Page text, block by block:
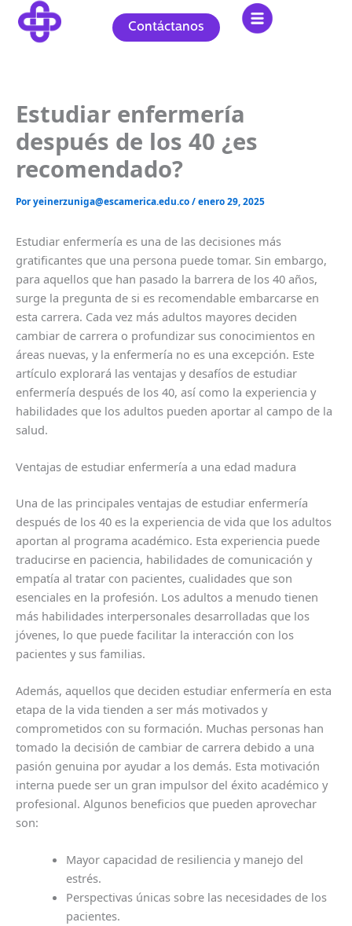
contenido
Contáctanos
Estudiar enfermería
después de los 40 ¿es
recomendado?
Poryeinerzuniga@escamerica.edu.co/enero 29, 2025
Estudiar enfermería es una de las decisiones más
gratificantes que una persona puede tomar. Sin embargo,
para aquellos que han pasado la barrera de los 40 años,
surge la pregunta de si es recomendable embarcarse en
esta carrera. Cada vez más adultos mayores deciden
cambiar de carrera o profundizar sus conocimientos en
áreas nuevas, y la enfermería no es una excepción. Este
artículo explorará las ventajas y desafíos de estudiar
enfermería después de los 40, así como la experiencia y
habilidades que los adultos pueden aportar al campo de la
salud.
Ventajas de estudiar enfermería a una edad madura
Una de las principales ventajas de estudiar enfermería
después de los 40 es la experiencia de vida que los adultos
aportan al programa académico. Esta experiencia puede
traducirse en paciencia, habilidades de comunicación y
empatía al tratar con pacientes, cualidades que son
esenciales en la profesión. Los adultos a menudo tienen
más habilidades interpersonales desarrolladas que los
jóvenes, lo que puede facilitar la interacción con los
pacientes y sus familias.
Además, aquellos que deciden estudiar enfermería en esta
etapa de la vida tienden a ser más motivados y
comprometidos con su formación. Muchas personas han
tomado la decisión de cambiar de carrera debido a una
pasión genuina por ayudar a los demás. Esta motivación
interna puede ser un gran impulsor del éxito académico y
profesional. Algunos beneficios que pueden aprovechar
son:
Mayor capacidad de resiliencia y manejo del
estrés.
Perspectivas únicas sobre las necesidades de los
pacientes.